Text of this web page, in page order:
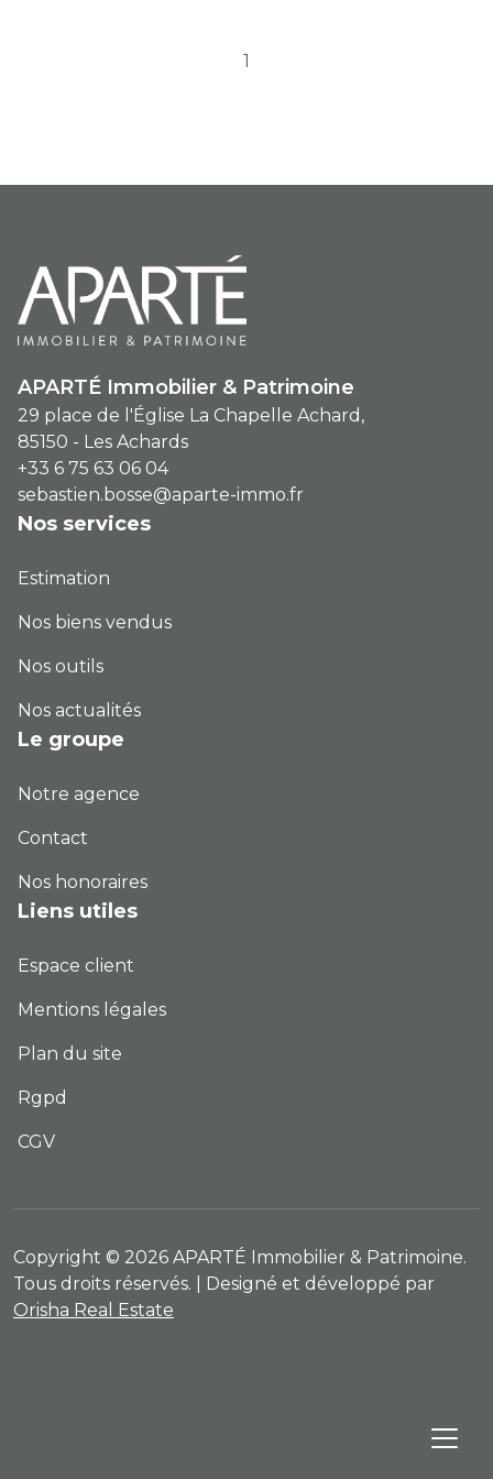
excellent état d'exploitation. Bail en
1
APARTÉ Immobilier & Patrimoine
29 place de l'Église La Chapelle Achard,
85150 - Les Achards
+33 6 75 63 06 04
sebastien.bosse@aparte-immo.fr
Nos services
Estimation
Nos biens vendus
Nos outils
Nos actualités
Le groupe
Notre agence
Contact
Nos honoraires
Liens utiles
Espace client
Mentions légales
Plan du site
Rgpd
CGV
Copyright © 2026 APARTÉ Immobilier & Patrimoine.
Tous droits réservés. | Designé et développé par
Orisha Real Estate